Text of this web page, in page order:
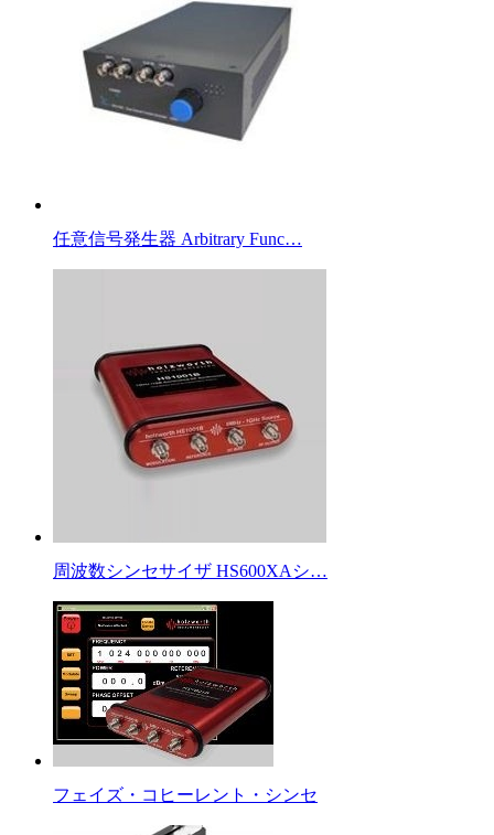
任意信号発生器 Arbitrary Func…
周波数シンセサイザ HS600XAシ…
フェイズ・コヒーレント・シンセ